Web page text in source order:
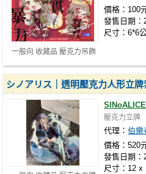
一般向 收藏品 壓克力吊飾
價格：100
發售日期：
尺寸：6*6
シノアリス｜透明壓克力人形立
壓克力立牌
代理：伯樂
價格：520
發售日期：
尺寸：12 x